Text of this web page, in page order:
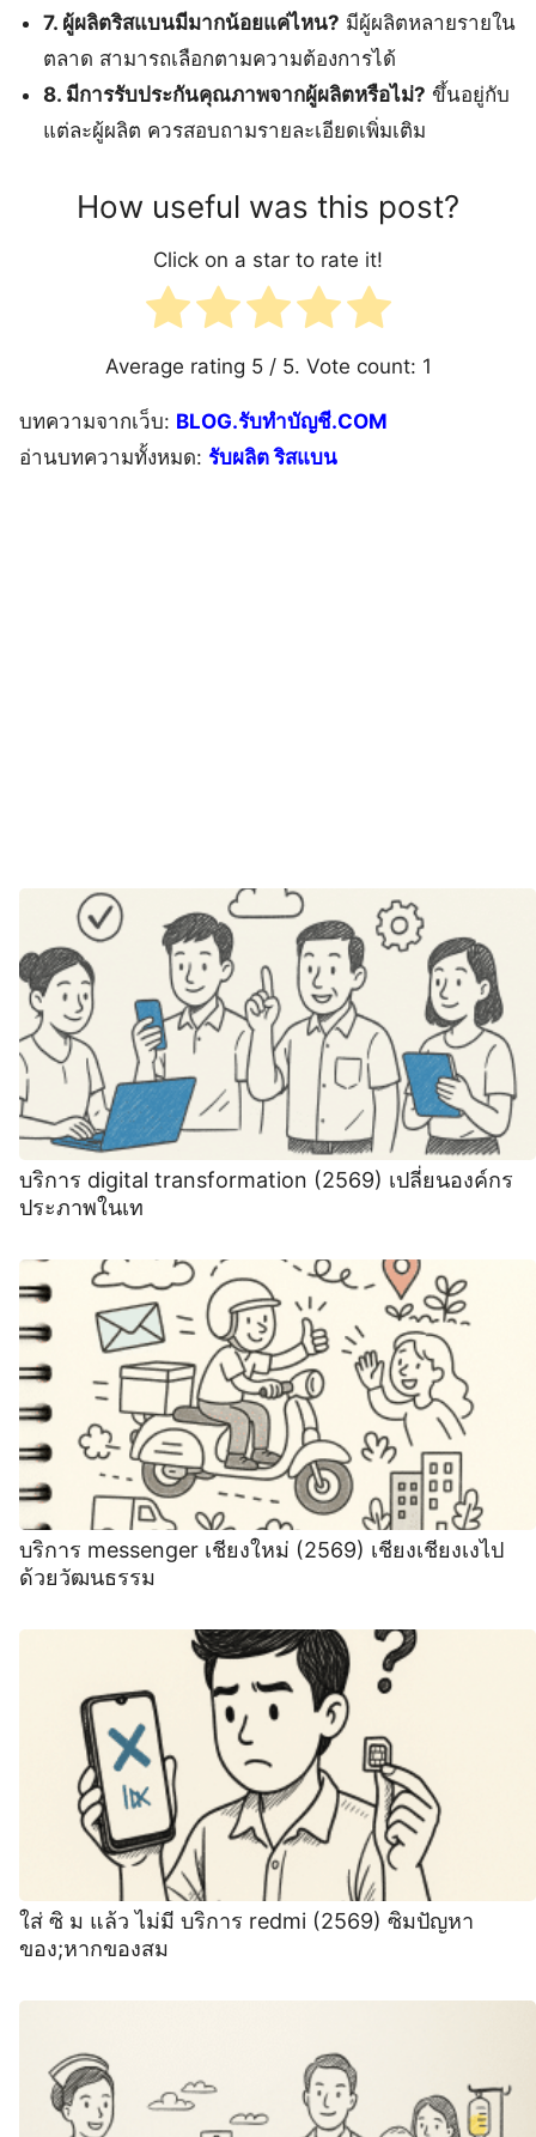
7. ผู้ผลิตริสแบนมีมากน้อยแค่ไหน? มีผู้ผลิตหลายรายใน
ตลาด สามารถเลือกตามความต้องการได้
8. มีการรับประกันคุณภาพจากผู้ผลิตหรือไม่? ขึ้นอยู่กับ
แต่ละผู้ผลิต ควรสอบถามรายละเอียดเพิ่มเติม
How useful was this post?
Click on a star to rate it!
Average rating 5/ 5. Vote count: 1
บทความจากเว็บ: BLOG.รับทำบัญชี.COM
อ่านบทความทั้งหมด: รับผลิต ริสแบน
บริการ digital transformation (2569) เปลี่ยนองค์กร
ประภาพในเท
บริการ messenger เชียงใหม่ (2569) เชียงเชียงเงไป
ด้วยวัฒนธรรม
ใส่ ซิ ม แล้ว ไม่มี บริการ redmi (2569) ซิมปัญหา
ของ;หากของสม